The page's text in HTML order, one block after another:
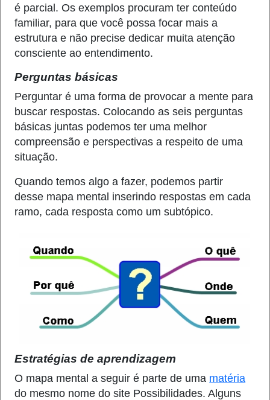
é parcial. Os exemplos procuram ter conteúdo
familiar, para que você possa focar mais a
estrutura e não precise dedicar muita atenção
consciente ao entendimento.
Perguntas básicas
Perguntar é uma forma de provocar a mente para
buscar respostas. Colocando as seis perguntas
básicas juntas podemos ter uma melhor
compreensão e perspectivas a respeito de uma
situação.
Quando temos algo a fazer, podemos partir
desse mapa mental inserindo respostas em cada
ramo, cada resposta como um subtópico.
Estratégias de aprendizagem
O mapa mental a seguir é parte de uma matéria
do mesmo nome do site Possibilidades. Alguns